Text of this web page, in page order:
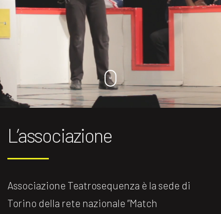
L’associazione
Associazione Teatrosequenza è la sede di
Torino della rete nazionale ”Match